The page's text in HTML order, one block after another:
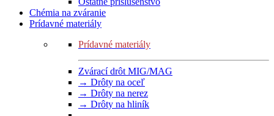
Chémia na zváranie
Prídavné materiály
Prídavné materiály
Zvárací drôt MIG/MAG
→ Drôty na oceľ
→ Drôty na nerez
→ Drôty na hliník